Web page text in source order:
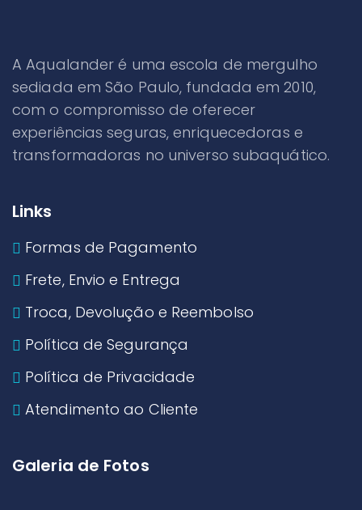
A Aqualander é uma escola de mergulho
sediada em São Paulo, fundada em 2010,
com o compromisso de oferecer
experiências seguras, enriquecedoras e
transformadoras no universo subaquático.
Links
Formas de Pagamento
Frete, Envio e Entrega
Troca, Devolução e Reembolso
Política de Segurança
Política de Privacidade
Atendimento ao Cliente
Galeria de Fotos